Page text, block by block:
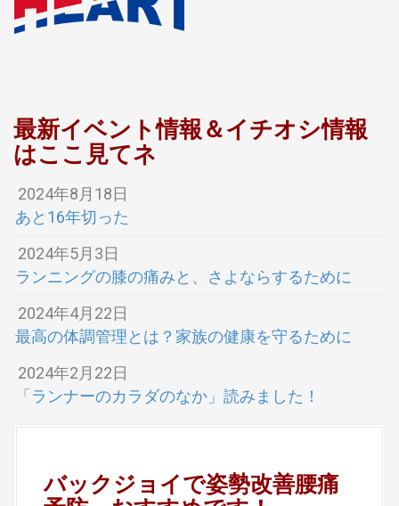
最新イベント情報＆イチオシ情報
はここ見てネ
2024年8月18日
あと16年切った
2024年5月3日
ランニングの膝の痛みと、さよならするために
2024年4月22日
最高の体調管理とは？家族の健康を守るために
2024年2月22日
「ランナーのカラダのなか」読みました！
バックジョイで姿勢改善腰痛